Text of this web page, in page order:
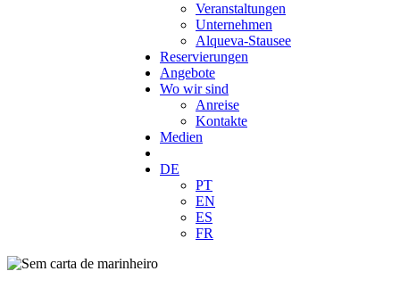
Veranstaltungen
Unternehmen
Alqueva-Stausee
Reservierungen
Angebote
Wo wir sind
Anreise
Kontakte
Medien
DE
PT
EN
ES
FR